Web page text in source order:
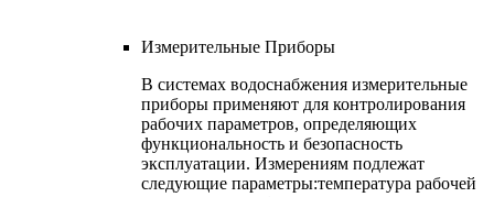
Измерительные Приборы
В системах водоснабжения измерительные
приборы применяют для контролирования
рабочих параметров, определяющих
функциональность и безопасность
эксплуатации. Измерениям подлежат
следующие параметры:температура рабочей